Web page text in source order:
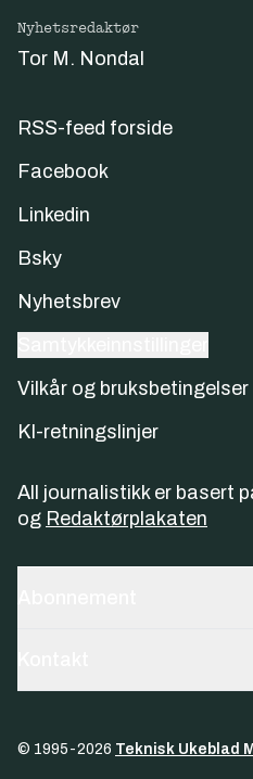
Nyhetsredaktør
Tor M. Nondal
RSS-feed forside
Facebook
Linkedin
Bsky
Nyhetsbrev
Vilkår og bruksbetingelser
KI-retningslinjer
All journalistikk er basert
og Redaktørplakaten
© 1995-2026 Teknisk Ukeblad